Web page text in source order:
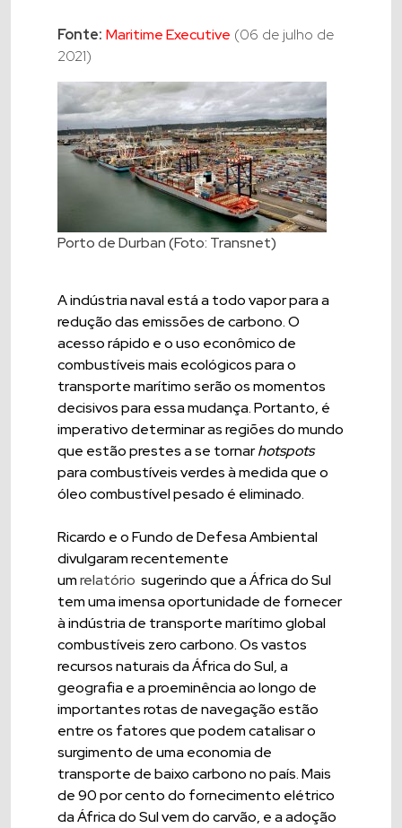
Fonte: Maritime Executive (06 de julho de
2021)
Porto de Durban (Foto: Transnet)
A indústria naval está a todo vapor para a
redução das emissões de carbono. O
acesso rápido e o uso econômico de
combustíveis mais ecológicos para o
transporte marítimo serão os momentos
decisivos para essa mudança. Portanto, é
imperativo determinar as regiões do mundo
que estão prestes a se tornarhotspots
para combustíveis verdes à medida que o
óleo combustível pesado é eliminado.
Ricardo e o Fundo de Defesa Ambiental
divulgaram recentemente
umrelatório sugerindo que a África do Sul
tem uma imensa oportunidade de fornecer
à indústria de transporte marítimo global
combustíveis zero carbono. Os vastos
recursos naturais da África do Sul, a
geografia e a proeminência ao longo de
importantes rotas de navegação estão
entre os fatores que podem catalisar o
surgimento de uma economia de
transporte de baixo carbono no país. Mais
de 90 por cento do fornecimento elétrico
da África do Sul vem do carvão, e a adoção